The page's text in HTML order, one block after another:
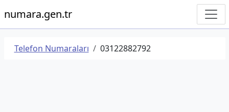
numara.gen.tr
Telefon Numaraları 03122882792